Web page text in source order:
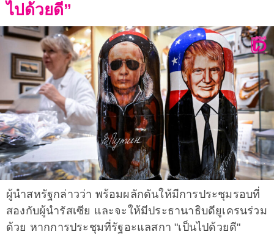
ไปด้วยดี”
ผู้นำสหรัฐกล่าวว่า พร้อมผลักดันให้มีการประชุมรอบที่
สองกับผู้นำรัสเซีย และจะให้มีประธานาธิบดียูเครนร่วม
ด้วย หากการประชุมที่รัฐอะแลสกา "เป็นไปด้วยดี"